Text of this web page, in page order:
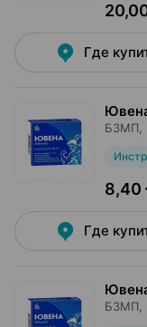
Где
БЗМП
8,40
Где
БЗМП